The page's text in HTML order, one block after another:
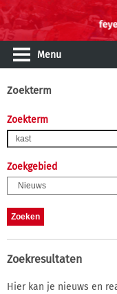
Menu
Zoekterm
Zoekterm
Zoekgebied
Zoekresultaten
Hier kan je nieuws en